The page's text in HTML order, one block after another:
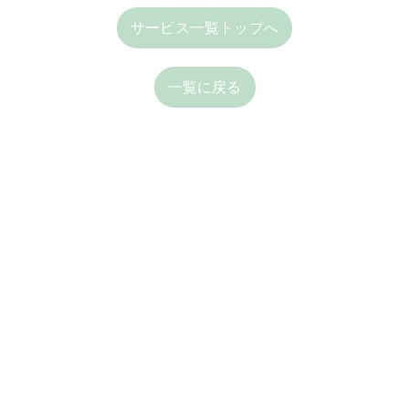
サービス一覧トップへ
一覧に戻る